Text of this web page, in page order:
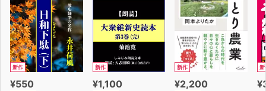
本作品を聴いた後なら、経済ニュースを見て、その話題を
誰かに話したくなるに違いありません。
新作
¥550
新作
¥1,100
新作
¥2,200
新